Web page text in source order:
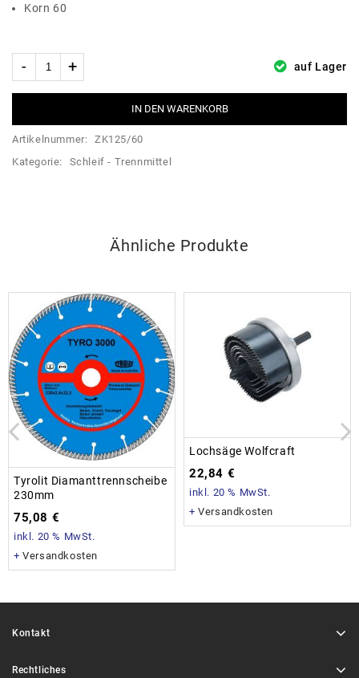
Korn 60
auf Lager
IN DEN WARENKORB
Artikelnummer: ZK125/60
Kategorie:
Schleif - Trennmittel
Ähnliche Produkte
Tyrolit Diamanttrennscheibe
230mm
75,08 €
inkl. 20 % MwSt.
+Versandkosten
Lochsäge Wolfcraft
22,84 €
inkl. 20 % MwSt.
+Versandkosten
Kontakt
Rechtliches